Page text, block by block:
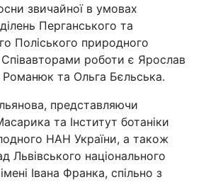
звичайної в умовах
Перганського та
Поліського природного
Співавторами роботи є Ярослав
та Ольга Бєльська.
представляючи
та Інститут ботаніки
НАН України, а також
Львівського національного
Івана Франка, спільно з